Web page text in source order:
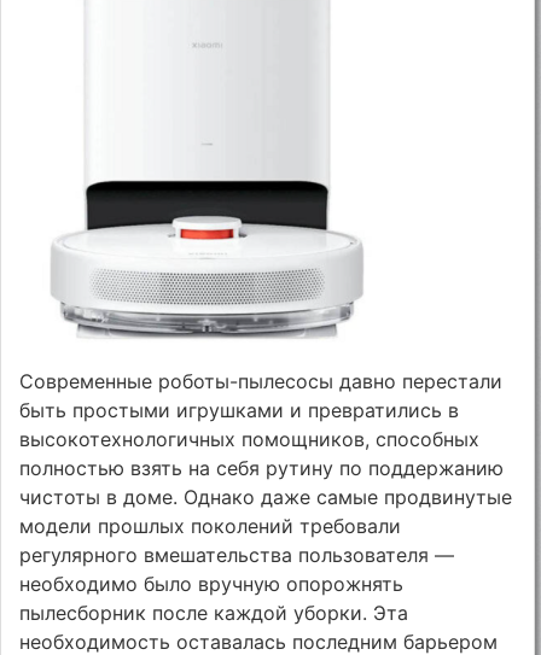
Современные роботы-пылесосы давно перестали
быть простыми игрушками и превратились в
высокотехнологичных помощников, способных
полностью взять на себя рутину по поддержанию
чистоты в доме. Однако даже самые продвинутые
модели прошлых поколений требовали
регулярного вмешательства пользователя —
необходимо было вручную опорожнять
пылесборник после каждой уборки. Эта
необходимость оставалась последним барьером